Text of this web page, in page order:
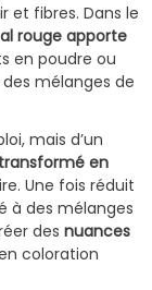
et fibres. Dans le
rouge apporte
en poudre ou
mélanges de
mais d’un
transformé en
Une fois réduit
à des mélanges
des nuances
coloration